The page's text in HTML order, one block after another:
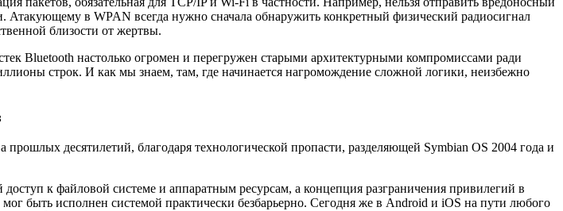
Атакующему в WPAN всегда нужно сначала обнаружить конкретный физический радиосигнал
близости от жертвы.
Bluetooth настолько огромен и перегружен старыми архитектурными компромиссами ради
строк. И как мы знаем, там, где начинается нагромождение сложной логики, неизбежно
десятилетий, благодаря технологической пропасти, разделяющей Symbian OS 2004 года и
к файловой системе и аппаратным ресурсам, а концепция разграничения привилегий в
быть исполнен системой практически безбарьерно. Сегодня же в Android и iOS на пути любого